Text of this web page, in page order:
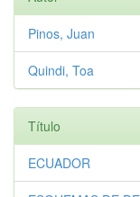
Pinos, Juan
Quindi, Toa
Título
ECUADOR